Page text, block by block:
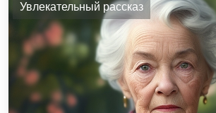
Увлекательный рассказ